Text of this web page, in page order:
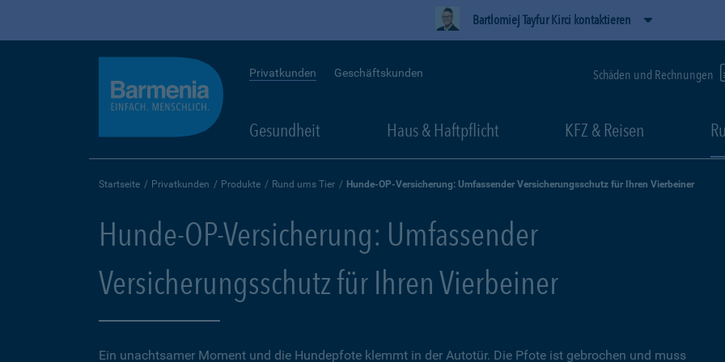
Bartlomiej Tayfur Kirci kontaktieren
Privatkunden Geschäftskunden Schäden und Rechnungen
Gesundheit Haus & Haftpflicht KFZ & Reisen
Startseite Privatkunden Produkte Rund ums Tier Hunde-OP-Versicherung: Umfassender Versicherungsschutz für Ihren Vierbeiner
Hunde-OP-Versicherung: Umfassender
Versicherungsschutz für Ihren Vierbeiner
Ein unachtsamer Moment und die Hundepfote klemmt in der Autotür. Die Pfote ist gebrochen und muss